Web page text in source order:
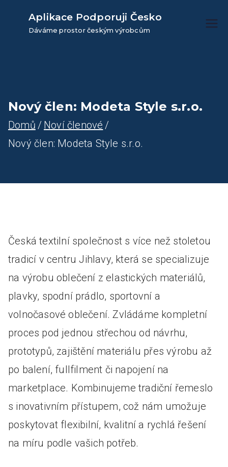
Aplikace Podporuji Česko
Dáváme prostor českým výrobcům
Nový člen: Modeta Style s.r.o.
Domů
Noví členové
Nový člen: Modeta Style s.r.o.
Česká textilní společnost s více než stoletou
tradicí v centru Jihlavy, která se specializuje
na výrobu oblečení z elastických materiálů,
plavky, spodní prádlo, sportovní a
volnočasové oblečení. Zvládáme kompletní
proces pod jednou střechou od návrhu,
prototypů, zajištění materiálu přes výrobu až
po balení, fullfilment či napojení na
marketplace. Kombinujeme tradiční řemeslo
s inovativním přístupem, což nám umožuje
poskytovat flexibilní, kvalitní a rychlá řešení
na míru podle vašich potřeb.